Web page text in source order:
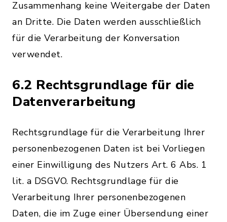
Zusammenhang keine Weitergabe der Daten
an Dritte. Die Daten werden ausschließlich
für die Verarbeitung der Konversation
verwendet.
6.2 Rechtsgrundlage für die
Datenverarbeitung
Rechtsgrundlage für die Verarbeitung Ihrer
personenbezogenen Daten ist bei Vorliegen
einer Einwilligung des Nutzers Art. 6 Abs. 1
lit. a DSGVO. Rechtsgrundlage für die
Verarbeitung Ihrer personenbezogenen
Daten, die im Zuge einer Übersendung einer